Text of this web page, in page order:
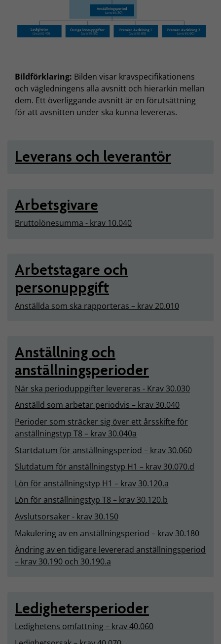
Bildförklaring: Bilden visar kravspecifikationens
och vägledningens alla avsnitt och hierarkin mellan
dem. Ett överliggande avsnitt är en förutsättning
för att avsnitten under ska kunna levereras.
Leverans och leverantör
Arbetsgivare
Bruttolönesumma - krav 10.040
Arbetstagare och
personuppgift
Anställda som ska rapporteras – krav 20.010
Anställning och
anställningsperioder
När ska perioduppgifter levereras - Krav 30.030
Anställd som arbetar periodvis – krav 30.040
Perioder som sträcker sig över ett årsskifte för
anställningstyp T8 – krav 30.040a
Startdatum för anställningsperiod – krav 30.060
Slutdatum för anställningstyp H1 – krav 30.070.d
Lön för anställningstyp H1 – krav 30.120.a
Lön för anställningstyp T8 – krav 30.120.b
Avslutsorsaker - krav 30.150
Makulering av en anställningsperiod – krav 30.180
Ändring av en tidigare levererad anställningsperiod
– krav 30.190 och 30.190.a
Ledighetersperioder
Ledighetens omfattning – krav 40.060